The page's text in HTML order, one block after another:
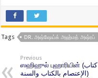
Tags DR. அஷ்ஷேய்க் அஹ்மத் அஷ்ரப்
Previous
ஸஹிஹுல் புஹாரியின் (كتاب
الإعتصام بالكتاب والسنة)